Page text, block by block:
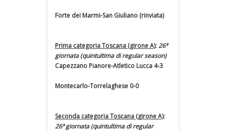
Forte dei Marmi-San Giuliano (rinviata)
Prima categoria Toscana (girone A):26ª
giornata (quintultima di regular season)
Capezzano Pianore-Atletico Lucca 4-3
Montecarlo-Torrelaghese 0-0
Seconda categoria Toscana (girone A):
26ª giornata (quintultima di regular